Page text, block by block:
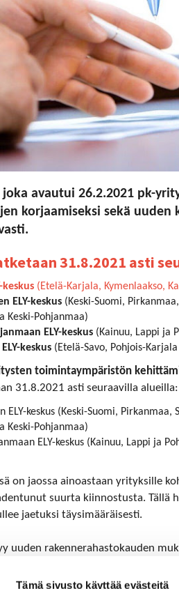
Tämä sivusto käyttää evästeitä
joka avautui 26.2.2021 pk-
korjaamiseksi sekä uuden
31.8.2021 asti
keskus (Etelä-Karjala, Kymenlaakso,
ELY-keskus (Keski-Suomi,
Keski-Pohjanmaa)
ELY-keskus (Kainuu, Lappi ja
keskus (Etelä-Savo, Pohjois-
toimintaympäristön
31.8.2021 asti seuraavilla alueilla:
ELY-keskus (Keski-Suomi,
Keski-Pohjanmaa)
ELY-keskus (Kainuu, Lappi ja
on jaossa ainoastaan yrityksille
suurta kiinnostusta. Tällä
jaetuksi täysimääräisesti.
uuden rakennerahastokauden